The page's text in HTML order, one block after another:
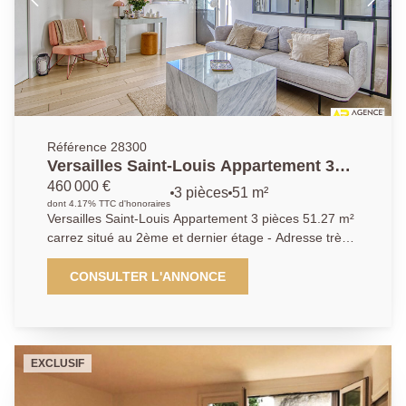
Référence 28300
Versailles Saint-Louis Appartement 3
pièces 51.27 m² carrez situé au 2ème et
dernier étage
460 000 €
dont 4.17% TTC d'honoraires
3 pièces 51 m²
Versailles Saint-Louis Appartement 3 pièces 51.27 m²
carrez situé au 2ème et dernier étage - Adresse très
recherchée au calme absolu et à quelques minutes à
pied des commerces, écoles de renom et transports
(gare des Chantiers et Rive-Gauche) pour ce superbe
immeuble ancien "l'Hôtel des Ecuyers du Roi"
entièrement réhabilité en 2010. Vous y découvrirez:
Entrée, wc invités, cuisine ouverte entièrement
CONSULTER L'ANNONCE
EXCLUSIF